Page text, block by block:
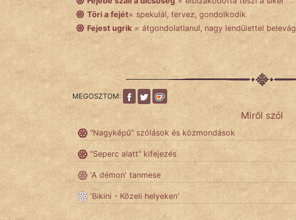
szegény legény
szemfüles
Töri a fejét= spekulál, tervez, gondolkodik
Fejest ugrik = átgondolatlanul, nagy lendülettel belevág
MEGOSZTOM:
Miről szól
"Nagyképű" szólások és közmondások
"Seperc alatt" kifejezés
'A démon' tanmese
'Bikini - Közeli helyeken'